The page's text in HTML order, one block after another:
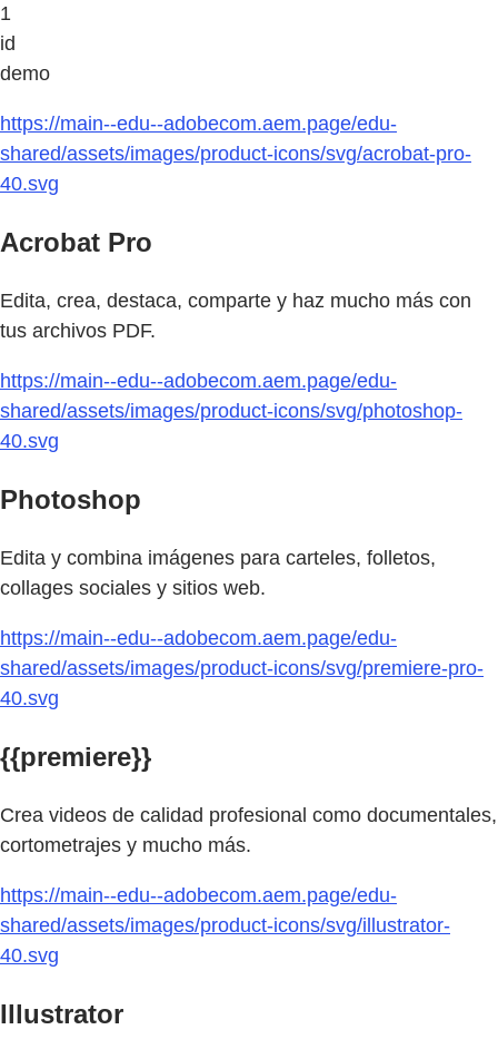
1
id
demo
https://main--edu--adobecom.aem.page/edu-
shared/assets/images/product-icons/svg/acrobat-pro-
40.svg
Acrobat Pro
Edita, crea, destaca, comparte y haz mucho más con
tus archivos PDF.
https://main--edu--adobecom.aem.page/edu-
shared/assets/images/product-icons/svg/photoshop-
40.svg
Photoshop
Edita y combina imágenes para carteles, folletos,
collages sociales y sitios web.
https://main--edu--adobecom.aem.page/edu-
shared/assets/images/product-icons/svg/premiere-pro-
40.svg
{{premiere}}
Crea videos de calidad profesional como documentales,
cortometrajes y mucho más.
https://main--edu--adobecom.aem.page/edu-
shared/assets/images/product-icons/svg/illustrator-
40.svg
Illustrator